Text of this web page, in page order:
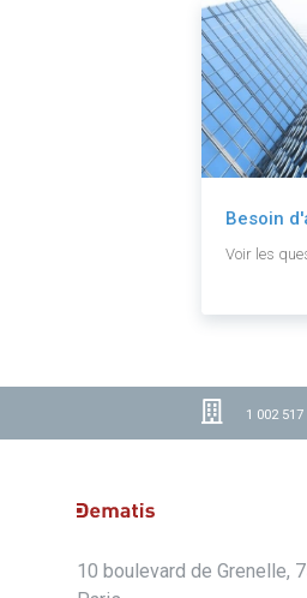
Besoin
Voir les
1 002 517
10 boulevard de Grenelle,